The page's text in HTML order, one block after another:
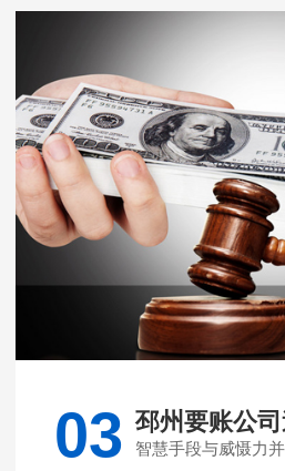
03 邳州要账公
智慧手段与威慑力